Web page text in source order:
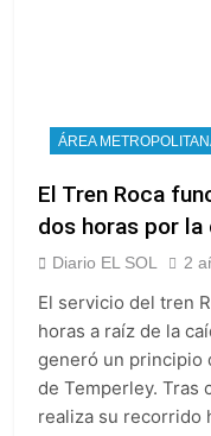
ÁREA
El Tren Roca
dos horas por la
Diario EL SOL 2
El servicio del tren
horas a raíz de la
generó un principio
de Temperley. Tras
realiza su recorrido